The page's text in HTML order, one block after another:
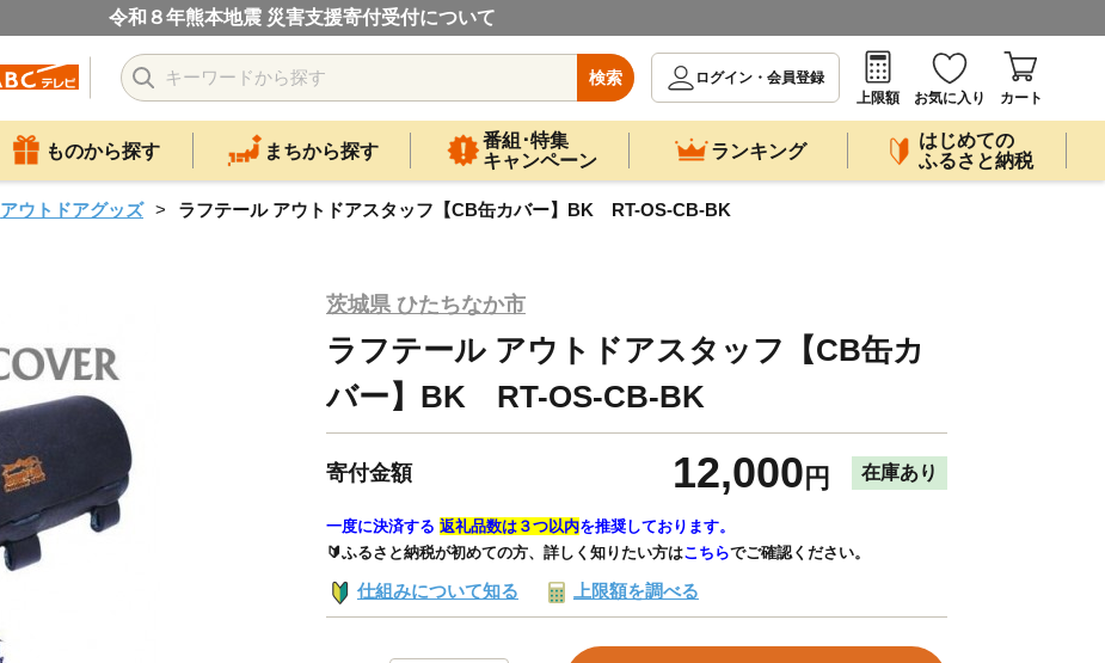
令和８年熊本地震 災害支援寄付受付について
検索
ログイン・会員登録
上限額
お気に入り カート
ものから探す まちから探す
番組･特集
キャンペーン
ランキング
はじめての
ふるさと納税
アウトドアグッズ ラフテール アウトドアスタッフ【CB缶カバー】BK RT-OS-CB-BK
茨城県 ひたちなか市
ラフテール アウトドアスタッフ【CB缶カ
バー】BK RT-OS-CB-BK
寄付金額 12,000 円 在庫あり
一度に決済する 返礼品数は３つ以内を推奨しております。
🔰ふるさと納税が初めての方、詳しく知りたい方はこちらでご確認ください。
仕組みについて知る 上限額を調べる